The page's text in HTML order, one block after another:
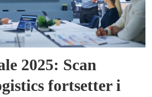
2025: Scan
fortsetter i